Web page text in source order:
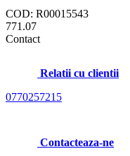
COD: R00015543
771.07
Contact
Relatii cu clientii
0770257215
Contacteaza-ne